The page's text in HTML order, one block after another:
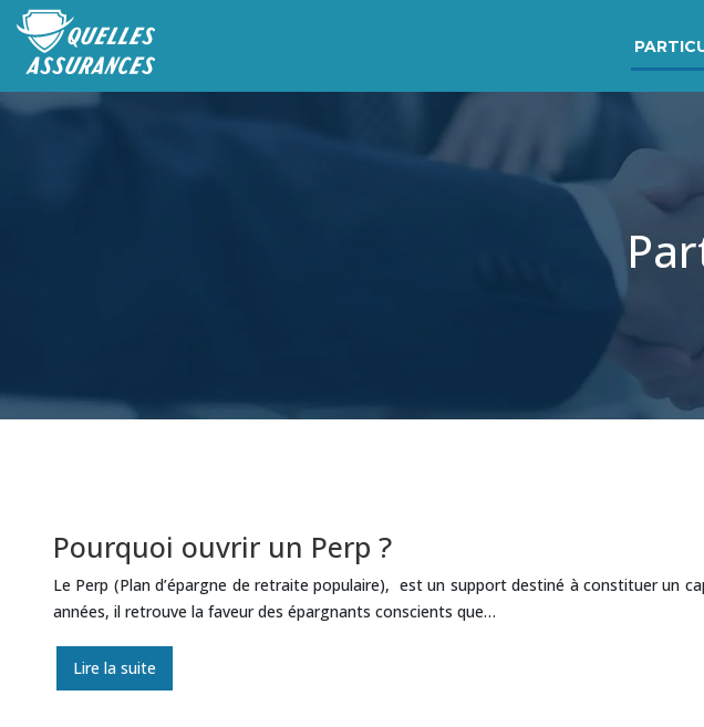
Pourquoi ouvrir un Perp ?
Le Perp (Plan d’épargne de retraite populaire), est un support destiné à constituer un
années, il retrouve la faveur des épargnants conscients que…
Lire la suite